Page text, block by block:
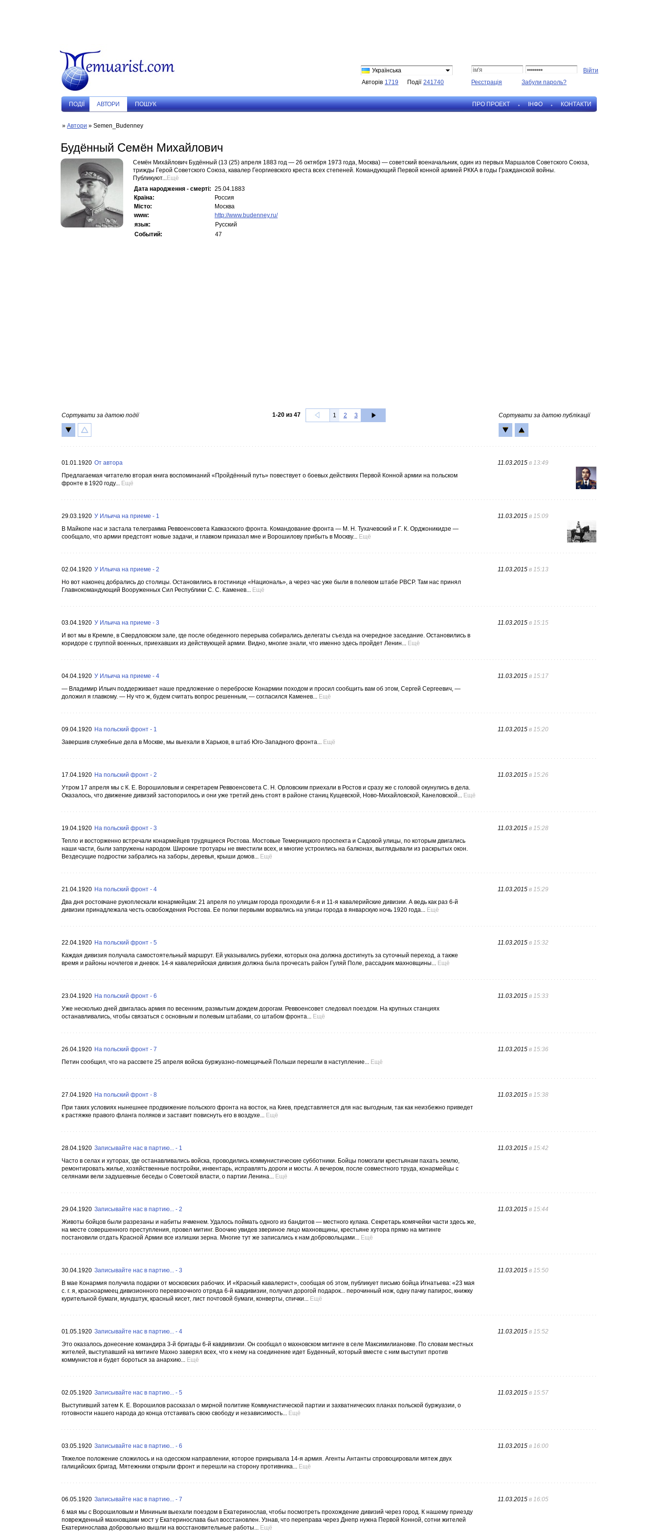
Українська
Авторів 1719 Події 241740 Реєстрація Забули пароль?
ПОДIЇ АВТОРИ ПОШУК ПРО ПРОЕКТ IНФО КОНТАКТИ
» Автори » Semen_Budenney
Будённый Семён Михайлович
Семён Миха́йлович Будённый (13 (25) апреля 1883 год — 26 октября 1973 года, Москва) — советский военачальник, один из первых Маршалов Советского Союза,
трижды Герой Советского Союза, кавалер Георгиевского креста всех степеней. Командующий Первой конной армией РККА в годы Гражданской войны.
Публикуют...Ещё
Дата народження - смерті: 25.04.1883
Країна:
Россия
Місто:
Москва
www:
http://www.budenney.ru/
язык:
Русский
Событий:
47
Сортувати за датою події 1-20из 47 1 2 3 Сортувати за датою публікації
01.01.1920 От автора
Предлагаемая читателю вторая книга воспоминаний «Пройдённый путь» повествует о боевых действиях Первой Конной армии на польском
фронте в 1920 году... Ещё
11.03.2015 в 13:49
29.03.1920 У Ильича на приеме - 1
В Майкопе нас и застала телеграмма Реввоенсовета Кавказского фронта. Командование фронта — М. Н. Тухачевский и Г. К. Орджоникидзе —
сообщало, что армии предстоят новые задачи, и главком приказал мне и Ворошилову прибыть в Москву... Ещё
11.03.2015 в 15:09
02.04.1920 У Ильича на приеме - 2
Но вот наконец добрались до столицы. Остановились в гостинице «Националь», а через час уже были в полевом штабе РВСР. Там нас принял
Главнокомандующий Вооруженных Сил Республики С. С. Каменев... Ещё
11.03.2015 в 15:13
03.04.1920 У Ильича на приеме - 3
И вот мы в Кремле, в Свердловском зале, где после обеденного перерыва собирались делегаты съезда на очередное заседание. Остановились в
коридоре с группой военных, приехавших из действующей армии. Видно, многие знали, что именно здесь пройдет Ленин... Ещё
11.03.2015 в 15:15
04.04.1920 У Ильича на приеме - 4
— Владимир Ильич поддерживает наше предложение о переброске Конармии походом и просил сообщить вам об этом, Сергей Сергеевич, —
доложил я главкому. — Ну что ж, будем считать вопрос решенным, — согласился Каменев... Ещё
11.03.2015 в 15:17
09.04.1920 На польский фронт - 1
Завершив служебные дела в Москве, мы выехали в Харьков, в штаб Юго-Западного фронта... Ещё
11.03.2015 в 15:20
17.04.1920 На польский фронт - 2
Утром 17 апреля мы с К. Е. Ворошиловым и секретарем Реввоенсовета С. Н. Орловским приехали в Ростов и сразу же с головой окунулись в дела.
Оказалось, что движение дивизий застопорилось и они уже третий день стоят в районе станиц Кущевской, Ново-Михайловской, Канеловской... Ещё
11.03.2015 в 15:26
19.04.1920 На польский фронт - 3
Тепло и восторженно встречали конармейцев трудящиеся Ростова. Мостовые Темерницкого проспекта и Садовой улицы, по которым двигались
наши части, были запружены народом. Широкие тротуары не вместили всех, и многие устроились на балконах, выглядывали из раскрытых окон.
Вездесущие подростки забрались на заборы, деревья, крыши домов... Ещё
11.03.2015 в 15:28
21.04.1920 На польский фронт - 4
Два дня ростовчане рукоплескали конармейцам: 21 апреля по улицам города проходили 6-я и 11-я кавалерийские дивизии. А ведь как раз 6-й
дивизии принадлежала честь освобождения Ростова. Ее полки первыми ворвались на улицы города в январскую ночь 1920 года... Ещё
11.03.2015 в 15:29
22.04.1920 На польский фронт - 5
Каждая дивизия получала самостоятельный маршрут. Ей указывались рубежи, которых она должна достигнуть за суточный переход, а также
время и районы ночлегов и дневок. 14-я кавалерийская дивизия должна была прочесать район Гуляй Поле, рассадник махновщины... Ещё
11.03.2015 в 15:32
23.04.1920 На польский фронт - 6
Уже несколько дней двигалась армия по весенним, размытым дождем дорогам. Реввоенсовет следовал поездом. На крупных станциях
останавливались, чтобы связаться с основным и полевым штабами, со штабом фронта... Ещё
11.03.2015 в 15:33
26.04.1920 На польский фронт - 7
Петин сообщил, что на рассвете 25 апреля войска буржуазно-помещичьей Польши перешли в наступление... Ещё
11.03.2015 в 15:36
27.04.1920 На польский фронт - 8
При таких условиях нынешнее продвижение польского фронта на восток, на Киев, представляется для нас выгодным, так как неизбежно приведет
к растяжке правого фланга поляков и заставит повиснуть его в воздухе... Ещё
11.03.2015 в 15:38
28.04.1920 Записывайте нас в партию... - 1
Часто в селах и хуторах, где останавливались войска, проводились коммунистические субботники. Бойцы помогали крестьянам пахать землю,
ремонтировать жилье, хозяйственные постройки, инвентарь, исправлять дороги и мосты. А вечером, после совместного труда, конармейцы с
селянами вели задушевные беседы о Советской власти, о партии Ленина... Ещё
11.03.2015 в 15:42
29.04.1920 Записывайте нас в партию... - 2
Животы бойцов были разрезаны и набиты ячменем. Удалось поймать одного из бандитов — местного кулака. Секретарь комячейки части здесь же,
на месте совершенного преступления, провел митинг. Воочию увидев звериное лицо махновщины, крестьяне хутора прямо на митинге
постановили отдать Красной Армии все излишки зерна. Многие тут же записались к нам добровольцами... Ещё
11.03.2015 в 15:44
30.04.1920 Записывайте нас в партию... - 3
В мае Конармия получила подарки от московских рабочих. И «Красный кавалерист», сообщая об этом, публикует письмо бойца Игнатьева: «23 мая
с. г. я, красноармеец дивизионного перевязочного отряда 6-й кавдивизии, получил дорогой подарок... перочинный нож, одну пачку папирос, книжку
курительной бумаги, мундштук, красный кисет, лист почтовой бумаги, конверты, спички... Ещё
11.03.2015 в 15:50
01.05.1920 Записывайте нас в партию... - 4
Это оказалось донесение командира 3-й бригады 6-й кавдивизии. Он сообщал о махновском митинге в селе Максимилиановке. По словам местных
жителей, выступавший на митинге Махно заверял всех, что к нему на соединение идет Буденный, который вместе с ним выступит против
коммунистов и будет бороться за анархию... Ещё
11.03.2015 в 15:52
02.05.1920 Записывайте нас в партию... - 5
Выступивший затем К. Е. Ворошилов рассказал о мирной политике Коммунистической партии и захватнических планах польской буржуазии, о
готовности нашего народа до конца отстаивать свою свободу и независимость... Ещё
11.03.2015 в 15:57
03.05.1920 Записывайте нас в партию... - 6
Тяжелое положение сложилось и на одесском направлении, которое прикрывала 14-я армия. Агенты Антанты спровоцировали мятеж двух
галицийских бригад. Мятежники открыли фронт и перешли на сторону противника... Ещё
11.03.2015 в 16:00
06.05.1920 Записывайте нас в партию... - 7
6 мая мы с Ворошиловым и Мининым выехали поездом в Екатеринослав, чтобы посмотреть прохождение дивизий через город. К нашему приезду
поврежденный махновцами мост у Екатеринослава был восстановлен. Узнав, что переправа через Днепр нужна Первой Конной, сотни жителей
Екатеринослава добровольно вышли на восстановительные работы... Ещё
11.03.2015 в 16:05